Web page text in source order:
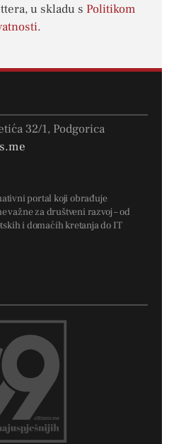
u skladu s Politikom
.
32/1, Podgorica
portal koji obrađuje
važne za društveni razvoj – od
i domaćih kretanja do IT